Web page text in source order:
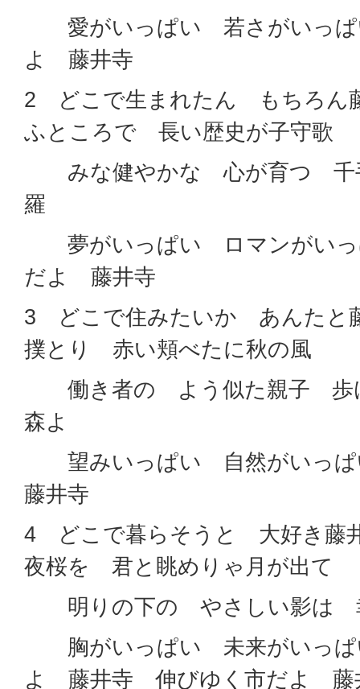
愛がいっぱい 若さがいっぱ
よ 藤井寺
2 どこで生まれたん もちろん
ふところで 長い歴史が子守歌
みな健やかな 心が育つ 千
羅
夢がいっぱい ロマンがいっ
だよ 藤井寺
3 どこで住みたいか あんたと
撲とり 赤い頬べたに秋の風
働き者の よう似た親子 歩
森よ
望みいっぱい 自然がいっ
藤井寺
4 どこで暮らそうと 大好き藤
夜桜を 君と眺めりゃ月が出て
明りの下の やさしい影は
胸がいっぱい 未来がいっぱ
よ 藤井寺 伸びゆく市だよ 藤